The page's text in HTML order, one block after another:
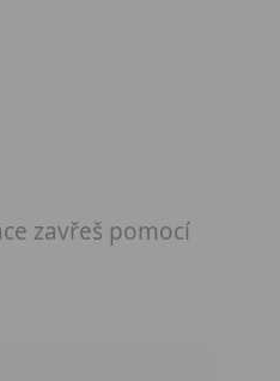
zavřeš pomocí